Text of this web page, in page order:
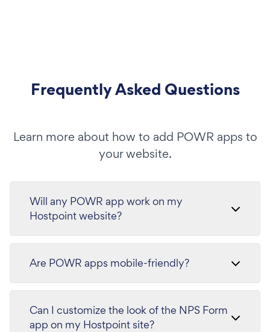
Frequently Asked Questions
Learn more about how to add POWR apps to
your website.
Will any POWR app work on my
Hostpoint website?
Are POWR apps mobile-friendly?
Can I customize the look of the NPS Form
app on my Hostpoint site?